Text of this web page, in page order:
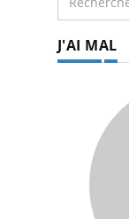
J'AI MAL